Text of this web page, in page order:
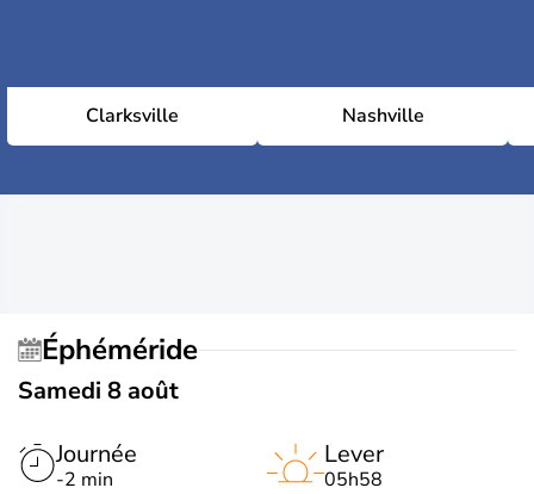
Clarksville Nashville
Éphéméride
Samedi 8 août
Journée
-2 min
Lever
05h58